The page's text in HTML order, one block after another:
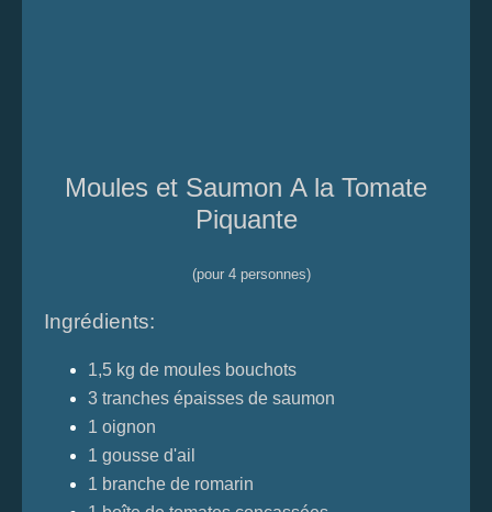
Moules et Saumon A la Tomate
Piquante
(pour 4 personnes)
Ingrédients:
1,5 kg de moules bouchots
3 tranches épaisses de saumon
1 oignon
1 gousse d'ail
1 branche de romarin